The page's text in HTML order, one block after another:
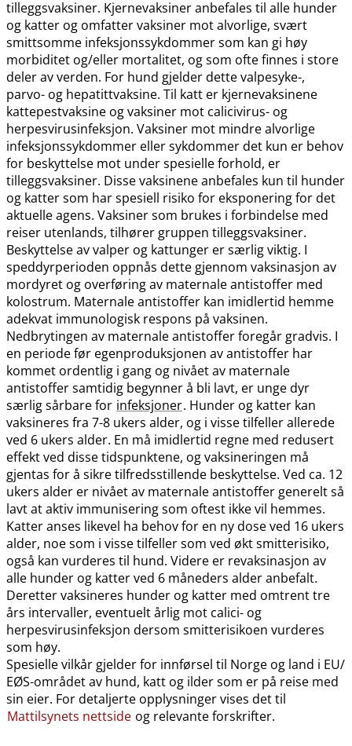
tilleggsvaksiner. Kjernevaksiner anbefales til alle hunder
og katter og omfatter vaksiner mot alvorlige, svært
smittsomme infeksjonssykdommer som kan gi høy
morbiditet og​/​eller mortalitet, og som ofte finnes i store
deler av verden. For hund gjelder dette valpesyke-,
parvo- og hepatittvaksine. Til katt er kjernevaksinene
kattepestvaksine og vaksiner mot calicivirus- og
herpesvirusinfeksjon. Vaksiner mot mindre alvorlige
infeksjonssykdommer eller sykdommer det kun er behov
for beskyttelse mot under spesielle forhold, er
tilleggsvaksiner. Disse vaksinene anbefales kun til hunder
og katter som har spesiell risiko for eksponering for det
aktuelle agens. Vaksiner som brukes i forbindelse med
reiser utenlands, tilhører gruppen tilleggsvaksiner.
Beskyttelse av valper og kattunger er særlig viktig. I
speddyrperioden oppnås dette gjennom vaksinasjon av
mordyret og overføring av maternale antistoffer med
kolostrum. Maternale antistoffer kan imidlertid hemme
adekvat immunologisk respons på vaksinen.
Nedbrytingen av maternale antistoffer foregår gradvis. I
en periode før egenproduksjonen av antistoffer har
kommet ordentlig i gang og nivået av maternale
antistoffer samtidig begynner å bli lavt, er unge dyr
særlig sårbare for infeksjoner. Hunder og katter kan
vaksineres fra 7-8 ukers alder, og i visse tilfeller allerede
ved 6 ukers alder. En må imidlertid regne med redusert
effekt ved disse tidspunktene, og vaksineringen må
gjentas for å sikre tilfredsstillende beskyttelse. Ved ca. 12
ukers alder er nivået av maternale antistoffer generelt så
lavt at aktiv immunisering som oftest ikke vil hemmes.
Katter anses likevel ha behov for en ny dose ved 16 ukers
alder, noe som i visse tilfeller som ved økt smitterisiko,
også kan vurderes til hund. Videre er revaksinasjon av
alle hunder og katter ved 6 måneders alder anbefalt.
Deretter vaksineres hunder og katter med omtrent tre
års intervaller, eventuelt årlig mot calici- og
herpesvirusinfeksjon dersom smitterisikoen vurderes
som høy.
Spesielle vilkår gjelder for innførsel til Norge og land i EU​/​
EØS-området av hund, katt og ilder som er på reise med
sin eier. For detaljerte opplysninger vises det til
Mattilsynets nettside og relevante forskrifter.